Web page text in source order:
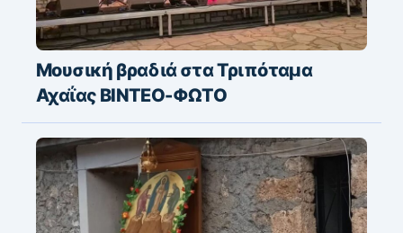
Μουσική βραδιά στα Τριπόταμα
Αχαΐας ΒΙΝΤΕΟ-ΦΩΤΟ